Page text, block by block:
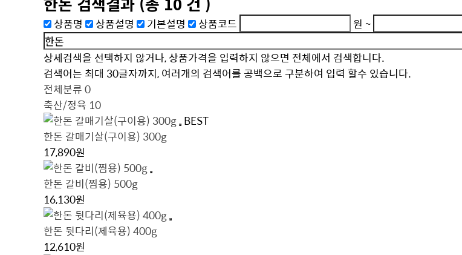
상품명 상품설명 기본설명 상품코드 원 ~
상세검색을 선택하지 않거나, 상품가격을 입력하지 않으면 전체에서 검색합니다.
검색어는 최대 30글자까지, 여러개의 검색어를 공백으로 구분하여 입력 할수 있습니다.
전체분류0
축산/정육 10
BEST
한돈 갈매기살(구이용) 300g
17,890원
한돈 갈비(찜용) 500g
16,130원
한돈 뒷다리(제육용) 400g
12,610원